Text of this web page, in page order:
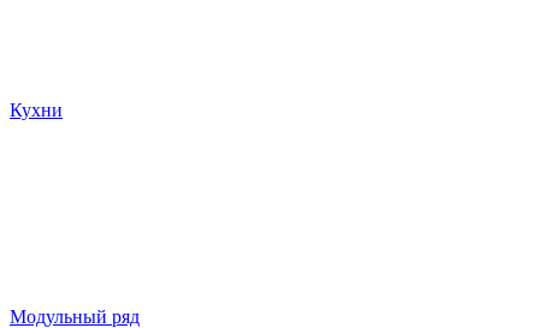
Кухни
Модульный ряд